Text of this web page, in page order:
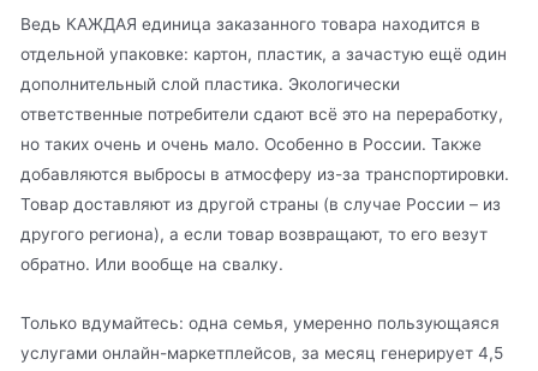
Ведь КАЖДАЯ единица заказанного товара находится в
отдельной упаковке: картон, пластик, а зачастую ещё один
дополнительный слой пластика. Экологически
ответственные потребители сдают всё это на переработку,
но таких очень и очень мало. Особенно в России. Также
добавляются выбросы в атмосферу из-за транспортировки.
Товар доставляют из другой страны (в случае России – из
другого региона), а если товар возвращают, то его везут
обратно. Или вообще на свалку.
Только вдумайтесь: одна семья, умеренно пользующаяся
услугами онлайн-маркетплейсов, за месяц генерирует 4,5